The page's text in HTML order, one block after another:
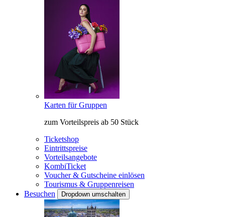
Karten für Gruppen
zum Vorteilspreis ab 50 Stück
Ticketshop
Eintrittspreise
Vorteilsangebote
KombiTicket
Voucher & Gutscheine einlösen
Tourismus & Gruppenreisen
Besuchen
Dropdown umschalten